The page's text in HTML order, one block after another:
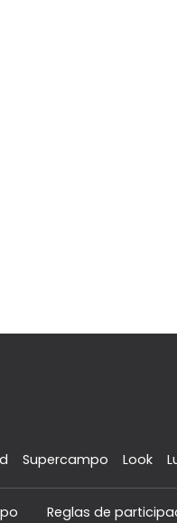
Supercampo Look
Reglas de